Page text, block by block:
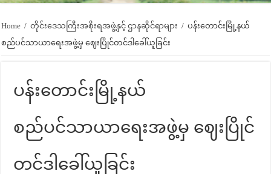
Home / တိုင်းဒေသကြီးအစိုးရအဖွဲ့နှင့် ဌာနဆိုင်ရာများ / ပန်းတောင်းမြို့နယ်
စည်ပင်သာယာရေးအဖွဲ့မှ ဈေးပြိုင်တင်ဒါခေါ်ယူခြင်း
ပန်းတောင်းမြို့နယ်
စည်ပင်သာယာရေးအဖွဲ့မှ ဈေးပြိုင်
တင်ဒါခေါ်ယူခြင်း